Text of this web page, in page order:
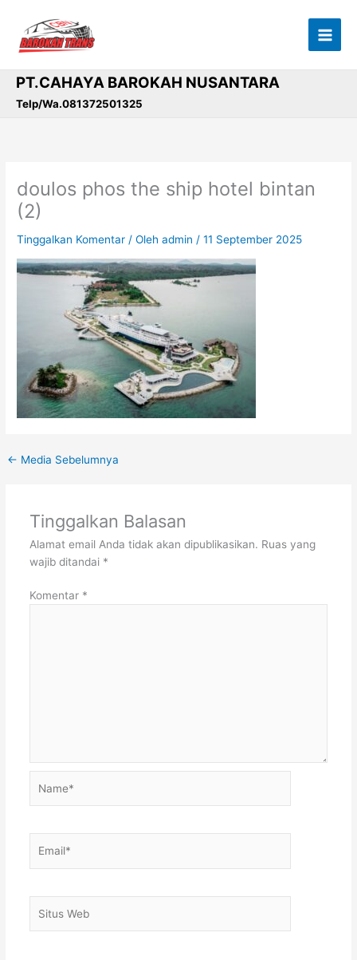
konten
PT.CAHAYA BAROKAH NUSANTARA
Telp/Wa.081372501325
doulos phos the ship hotel bintan
(2)
Tinggalkan Komentar / Olehadmin /11 September 2025
← Media Sebelumnya
Tinggalkan Balasan
Alamat email Anda tidak akan dipublikasikan. Ruas yang
wajib ditandai *
Komentar *
Web